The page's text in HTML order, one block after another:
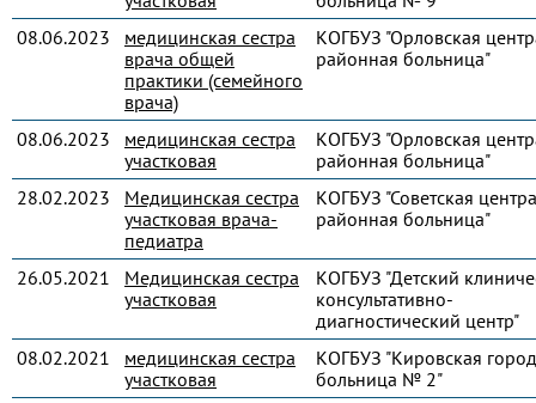
08.06.2023
медицинская сестра
врача общей
практики (семейного
врача)
КОГБУЗ "Орловская
районная больница"
08.06.2023
медицинская сестра
участковая
КОГБУЗ "Орловская
районная больница"
28.02.2023
Медицинская сестра
участковая врача-
педиатра
КОГБУЗ "Советская
районная больница"
26.05.2021
Медицинская сестра
участковая
КОГБУЗ "Детский
консультативно-
диагностический центр"
08.02.2021
медицинская сестра
участковая
КОГБУЗ "Кировская
больница № 2"